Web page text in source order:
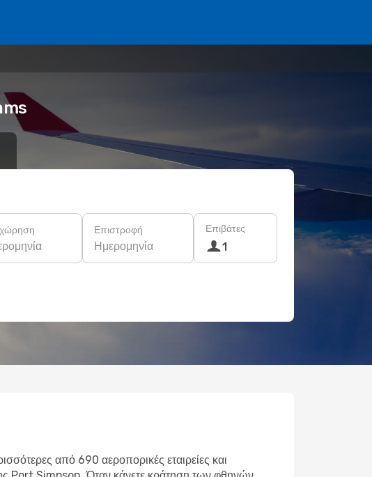
Επιστροφή
Ημερομηνία
Επιβάτες
1
από 690 αεροπορικές εταιρείες και